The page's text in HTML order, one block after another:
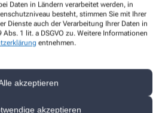
Daten in Ländern verarbeitet werden, in
besteht, stimmen Sie mit Ihrer
Dienste auch der Verarbeitung Ihrer Daten in
1 lit. a DSGVO zu. Weitere Informationen
entnehmen.
akzeptieren
akzeptieren
uns